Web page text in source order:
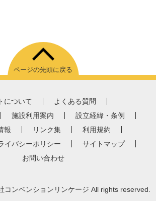
ページの先頭に戻る
について
よくある質問
施設利用案内
設立経緯・条例
報
リンク集
利用規約
イバシーポリシー
サイトマップ
お問い合わせ
コンベンションリンケージ All rights reserved.